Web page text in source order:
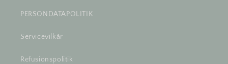
PERSONDATAPOLITIK
Servicevilkår
Refusionspolitik